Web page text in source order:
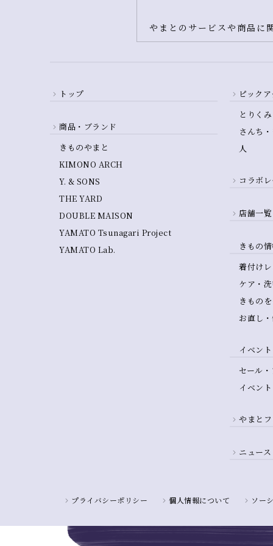
やまとのサービスや商品に
トップ
商品・ブランド
きものやまと
KIMONO ARCH
Y. & SONS
THE YARD
DOUBLE MAISON
YAMATO Tsunagari Project
YAMATO Lab.
ピック
とりくみ
さんち
人
コラボ
店舗一覧
きもの
着付け
ケア・
きもの
お直し
イベント
セール
イベント
やまと
ニュース
プライバシーポリシー 個人情報について ソー